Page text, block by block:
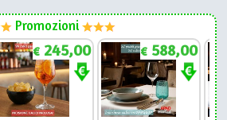
Promozioni
€ 245,00 € 588,00